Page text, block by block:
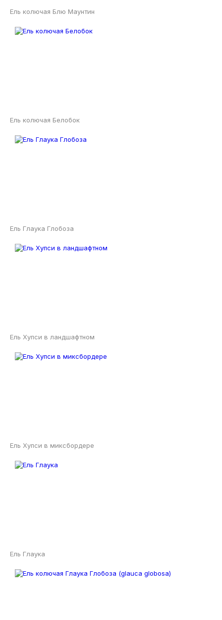
Ель колючая Блю Маунтин
Ель колючая Белобок
Ель Глаука Глобоза
Ель Хупси в ландшафтном
Ель Хупси в миксбордере
Ель Глаука